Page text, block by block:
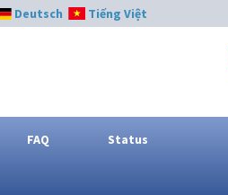
Deutsch Tiếng Việt
FAQ Status